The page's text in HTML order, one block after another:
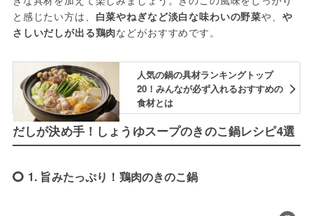
と感じたい方は、 白菜やねぎなど淡白な味わいの野菜や、 や
さしいだしが出る鶏肉などがおすすめです。
人気の鍋の具材ランキングトップ
20！みんなが必ず入れるおすすめの
食材とは
だしが決め手！しょうゆスープのきのこ鍋レシピ4選
1. 旨みたっぷり！鶏肉のきのこ鍋